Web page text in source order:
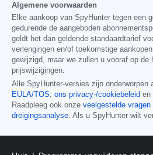
Algemene voorwaarden
Elke aankoop van SpyHunter tegen een
gedurende de aangeboden
geldt het dan geldende standaardtarief
verlengingen en/of toekomstige
gewijzigd, maar we zullen u vooraf op de
prijswijzigingen.
Alle SpyHunter-versies zijn onderworpen
EULA/TOS, ons privacy-/cookiebeleid en
Raadpleeg ook onze veelgestelde vragen
dreigingsanalyse. Als u SpyHunter wilt